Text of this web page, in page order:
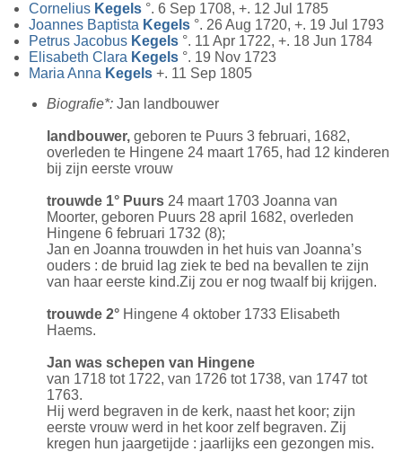
Cornelius Kegels °. 6 Sep 1708, +. 12 Jul 1785
Joannes Baptista Kegels °. 26 Aug 1720, +. 19 Jul 1793
Petrus Jacobus Kegels °. 11 Apr 1722, +. 18 Jun 1784
Elisabeth Clara Kegels °. 19 Nov 1723
Maria Anna Kegels +. 11 Sep 1805
Biografie*: Jan landbouwer
landbouwer, geboren te Puurs 3 februari, 1682,
overleden te Hingene 24 maart 1765, had 12 kinderen
bij zijn eerste vrouw
trouwde 1° Puurs 24 maart 1703 Joanna van
Moorter, geboren Puurs 28 april 1682, overleden
Hingene 6 februari 1732 (8);
Jan en Joanna trouwden in het huis van Joanna’s
ouders : de bruid lag ziek te bed na bevallen te zijn
van haar eerste kind.Zij zou er nog twaalf bij krijgen.
trouwde 2° Hingene 4 oktober 1733 Elisabeth
Haems.
Jan was schepen van Hingene
van 1718 tot 1722, van 1726 tot 1738, van 1747 tot
1763.
Hij werd begraven in de kerk, naast het koor; zijn
eerste vrouw werd in het koor zelf begraven. Zij
kregen hun jaargetijde : jaarlijks een gezongen mis.